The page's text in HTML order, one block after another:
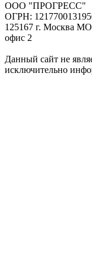
ООО "ПРОГРЕСС"
ОГРН:
125167 г. Москва
офис 2
Данный сайт не
исключительно